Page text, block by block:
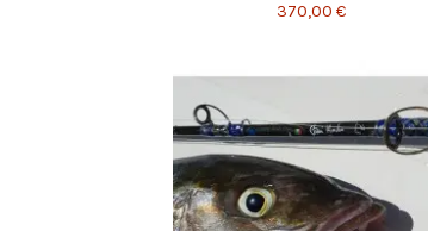
370,00 €